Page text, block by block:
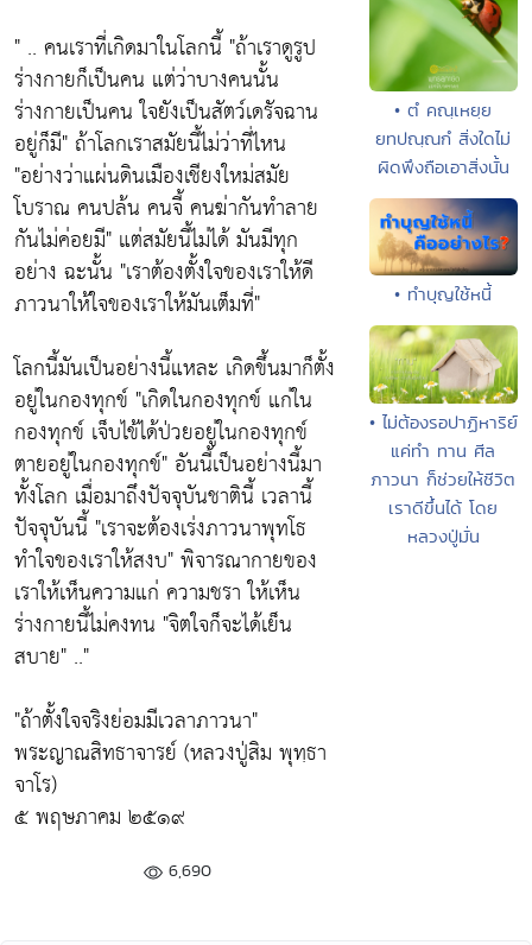
" .. คนเราที่เกิดมาในโลกนี้ "ถ้าเราดูรูป
ร่างกายก็เป็นคน แต่ว่าบางคนนั้น
ร่างกายเป็นคน ใจยังเป็นสัตว์เดรัจฉาน
อยู่ก็มี"ถ้าโลกเราสมัยนี้ไม่ว่าที่ไหน
"อย่างว่าแผ่นดินเมืองเชียงใหม่สมัย
โบราณ คนปล้น คนจี้ คนฆ่ากันทำลาย
กันไม่ค่อยมี" แต่สมัยนี้ไม่ได้ มันมีทุก
อย่าง ฉะนั้น "เราต้องตั้งใจของเราให้ดี
ภาวนาให้ใจของเราให้มันเต็มที่"
โลกนี้มันเป็นอย่างนี้แหละ เกิดขึ้นมาก็ตั้ง
อยู่ในกองทุกข์ "เกิดในกองทุกข์ แก่ใน
กองทุกข์ เจ็บไข้ได้ป่วยอยู่ในกองทุกข์
ตายอยู่ในกองทุกข์"อันนี้เป็นอย่างนี้มา
ทั้งโลก เมื่อมาถึงปัจจุบันชาตินี้ เวลานี้
ปัจจุบันนี้ "เราจะต้องเร่งภาวนาพุทโธ
ทำใจของเราให้สงบ"พิจารณากายของ
เราให้เห็นความแก่ ความชรา ให้เห็น
ร่างกายนี้ไม่คงทน "จิตใจก็จะได้เย็น
สบาย" .."
"ถ้าตั้งใจจริงย่อมมีเวลาภาวนา"
พระญาณสิทธาจารย์ (หลวงปู่สิม พุทฺธา
จาโร)
๕ พฤษภาคม ๒๕๑๙
6,690
• ตํ คณฺเหยฺย
ยทปณฺณกํ สิ่งใดไม่
ผิดพึงถือเอาสิ่งนั้น
• ทำบุญใช้หนี้
• ไม่ต้องรอปาฏิหาริย์
แค่ทำ ทาน ศีล
ภาวนา ก็ช่วยให้ชีวิต
เราดีขึ้นได้ โดย
หลวงปู่มั่น